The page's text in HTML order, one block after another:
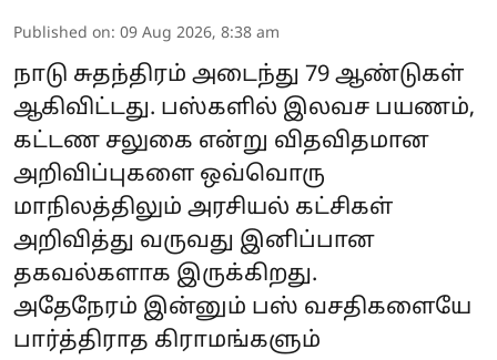
Published on: 09 Aug 2026, 8:38 am
நாடு சுதந்திரம் அடைந்து 79 ஆண்டுகள்
ஆகிவிட்டது. பஸ்களில் இலவச பயணம்,
கட்டண சலுகை என்று விதவிதமான
அறிவிப்புகளை ஒவ்வொரு
மாநிலத்திலும் அரசியல் கட்சிகள்
அறிவித்து வருவது இனிப்பான
தகவல்களாக இருக்கிறது.
அதேநேரம் இன்னும் பஸ் வசதிகளையே
பார்த்திராத கிராமங்களும்